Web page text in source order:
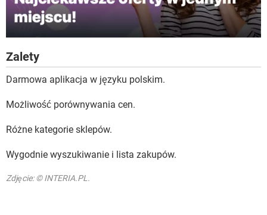
Zalety
Darmowa aplikacja w języku polskim.
Możliwość porównywania cen.
Różne kategorie sklepów.
Wygodnie wyszukiwanie i lista zakupów.
Zdjęcie: © INTERIA.PL.